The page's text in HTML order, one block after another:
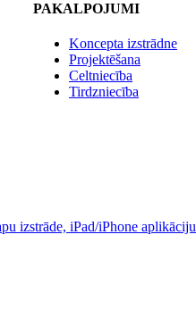
PAKALPOJUMI
Koncepta izstrādne
Projektēšana
Celtniecība
Tirdzniecība